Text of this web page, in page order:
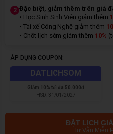
2 Đặc biệt, giảm thêm trên giá
• Học Sinh Sinh Viên giảm thêm
• Tài xế Công Nghệ giảm thêm
• Chốt lịch sớm giảm thêm 10%
ÁP DỤNG COUPON:
DATLICHSOM
Giảm 10% tối đa 50.000đ
HSD:
31/01/2027
ĐẶT LỊCH
Tư Vấn Miễn